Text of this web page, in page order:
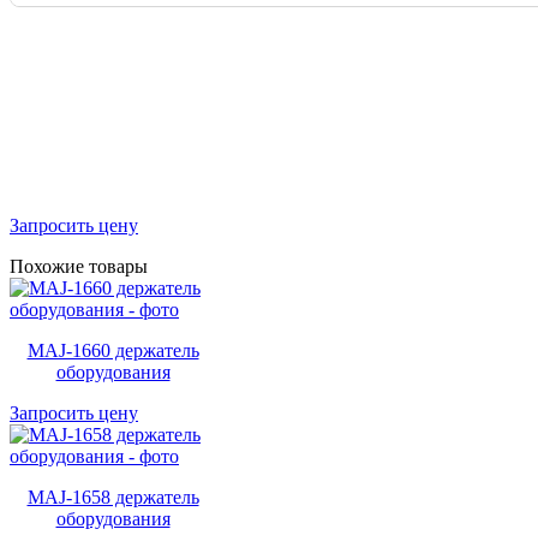
Запросить цену
Похожие товары
MAJ-1660 держатель
оборудования
Запросить цену
MAJ-1658 держатель
оборудования